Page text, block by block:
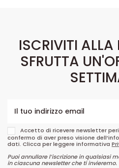
ISCRIVITI ALLA
SFRUTTA
Accetto di ricevere newsletter
confermo di aver preso visione
dati. Clicca per leggere informativa
Puoi annullare l’iscrizione in qualsiasi
in ciascuna newsletter che ti invieremo.